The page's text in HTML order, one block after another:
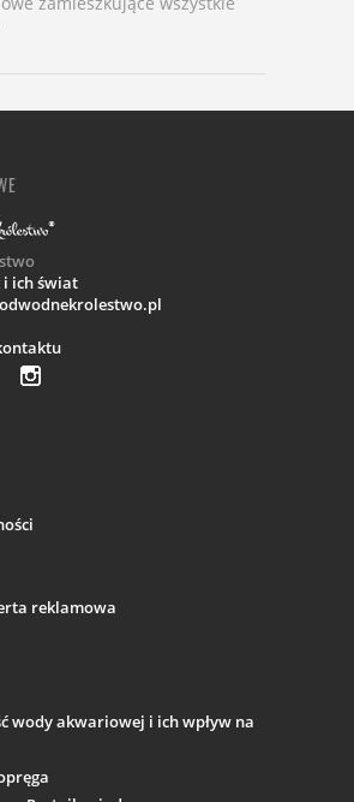
i ich świat
reklamowa
wody akwariowej i ich wpływ na